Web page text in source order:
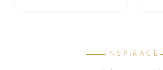
INSPIRACE